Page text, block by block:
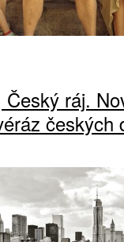
Český ráj.
českých